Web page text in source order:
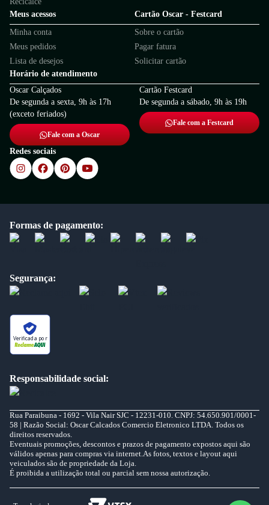
Meus acessos
Minha conta
Meus pedidos
Lista de desejos
Cartão Oscar - Festcard
Sobre o cartão
Pagar fatura
Solicitar cartão
Horário de atendimento
Oscar Calçados
De segunda a sexta, 9h às 17h
(exceto feriados)
Fale com a Oscar
Cartão Festcard
De segunda a sábado, 9h às 19h
Fale com a Festcard
Redes sociais
Formas de pagamento:
Segurança:
Verificada por
Responsabilidade social:
Rua Paraibuna - 1692 - Vila Nair SJC - 12231-010. CNPJ: 54.650.901/0001-
58 | Razão Social: Oscar Calcados Comercio Eletronico LTDA. Todos os
direitos reservados.
Eventuais promoções, descontos e prazos de pagamento expostos aqui são
válidos apenas para compras via internet.As fotos, textos e layout aqui
veiculados são de propriedade da Loja.
É proibida a utilização total ou parcial sem nossa autorização.